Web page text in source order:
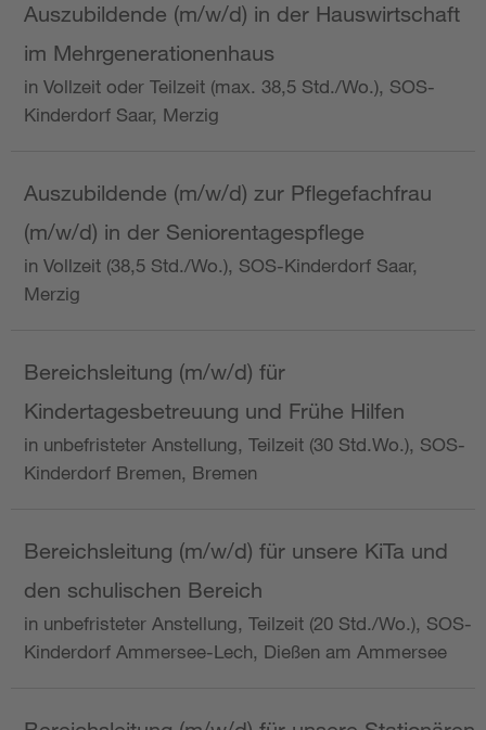
Auszubildende (m/w/d) in der Hauswirtschaft
im Mehrgenerationenhaus
in Vollzeit oder Teilzeit (max. 38,5 Std./Wo.), SOS-
Kinderdorf Saar, Merzig
Auszubildende (m/w/d) zur Pflegefachfrau
(m/w/d) in der Seniorentagespflege
in Vollzeit (38,5 Std./Wo.), SOS-Kinderdorf Saar,
Merzig
Bereichsleitung (m/w/d) für
Kindertagesbetreuung und Frühe Hilfen
in unbefristeter Anstellung, Teilzeit (30 Std.Wo.), SOS-
Kinderdorf Bremen, Bremen
Bereichsleitung (m/w/d) für unsere KiTa und
den schulischen Bereich
in unbefristeter Anstellung, Teilzeit (20 Std./Wo.), SOS-
Kinderdorf Ammersee-Lech, Dießen am Ammersee